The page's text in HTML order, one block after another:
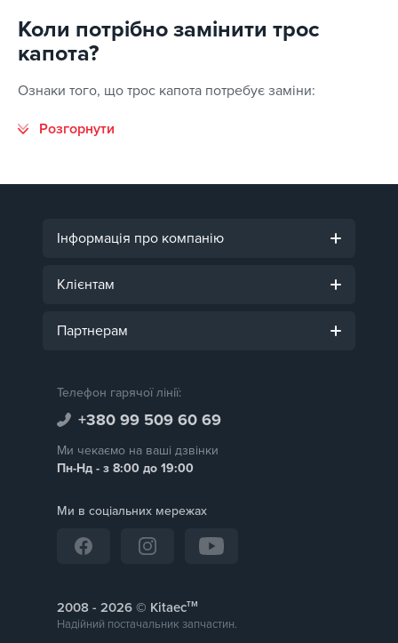
Коли потрібно замінити трос
капота?
Ознаки того, що трос капота потребує заміни:
Інформація про компанію
Клієнтам
Партнерам
Телефон гарячої лінії:
+380 99 509 60 69
Ми чекаємо на ваші дзвінки
Пн-Нд - з 8:00 до 19:00
Ми в соціальних мережах
2008 - © Kitaecтм
Надійний постачальник запчастин.